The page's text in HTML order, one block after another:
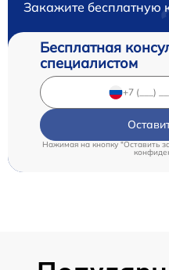
Закажите бесплатную
Бесплатная
специалистом
Нажимая на кнопку "Оставить